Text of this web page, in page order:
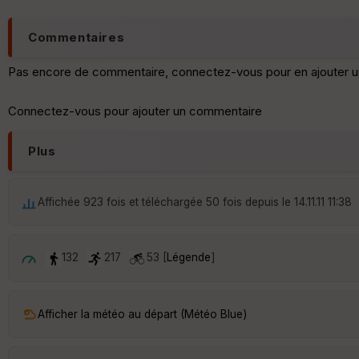
Commentaires
Pas encore de commentaire, connectez-vous pour en ajouter
Connectez-vous pour ajouter un commentaire
Plus
Affichée 923 fois et téléchargée 50 fois depuis le 14.11.11 11:38
132 217 53 [ Légende]
Afficher la météo au départ (Météo Blue)